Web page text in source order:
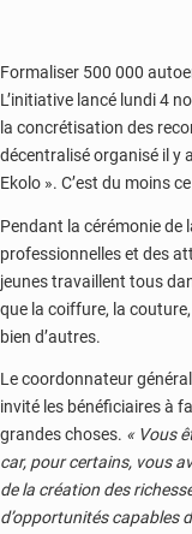
Formaliser 500 000
L’initiative lancé lundi 4
la concrétisation des
décentralisé organisé il y
Ekolo ». C’est du moins
Pendant la cérémonie de
professionnelles et des
jeunes travaillent tous
que la coiffure, la
bien d’autres.
Le coordonnateur
invité les bénéficiaires à
grandes choses. « Vous
car, pour certains, vous
de la création des
d’opportunités capables